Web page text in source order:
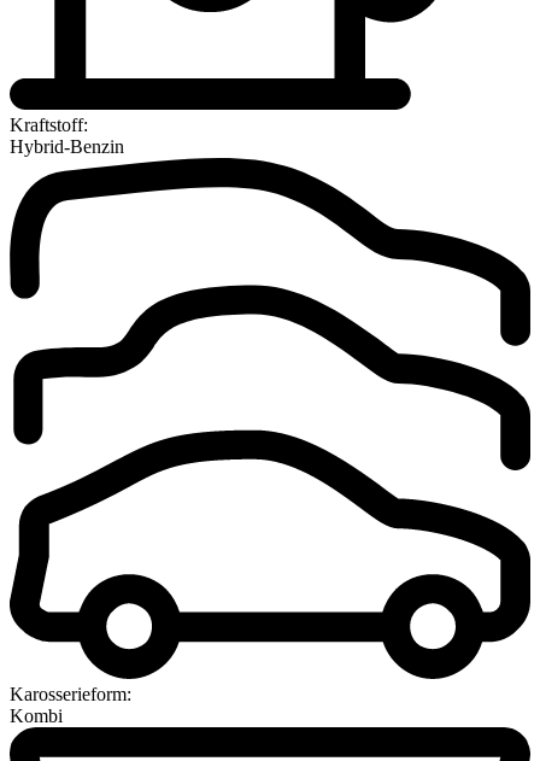
Kraftstoff:
Hybrid-Benzin
Karosserieform:
Kombi